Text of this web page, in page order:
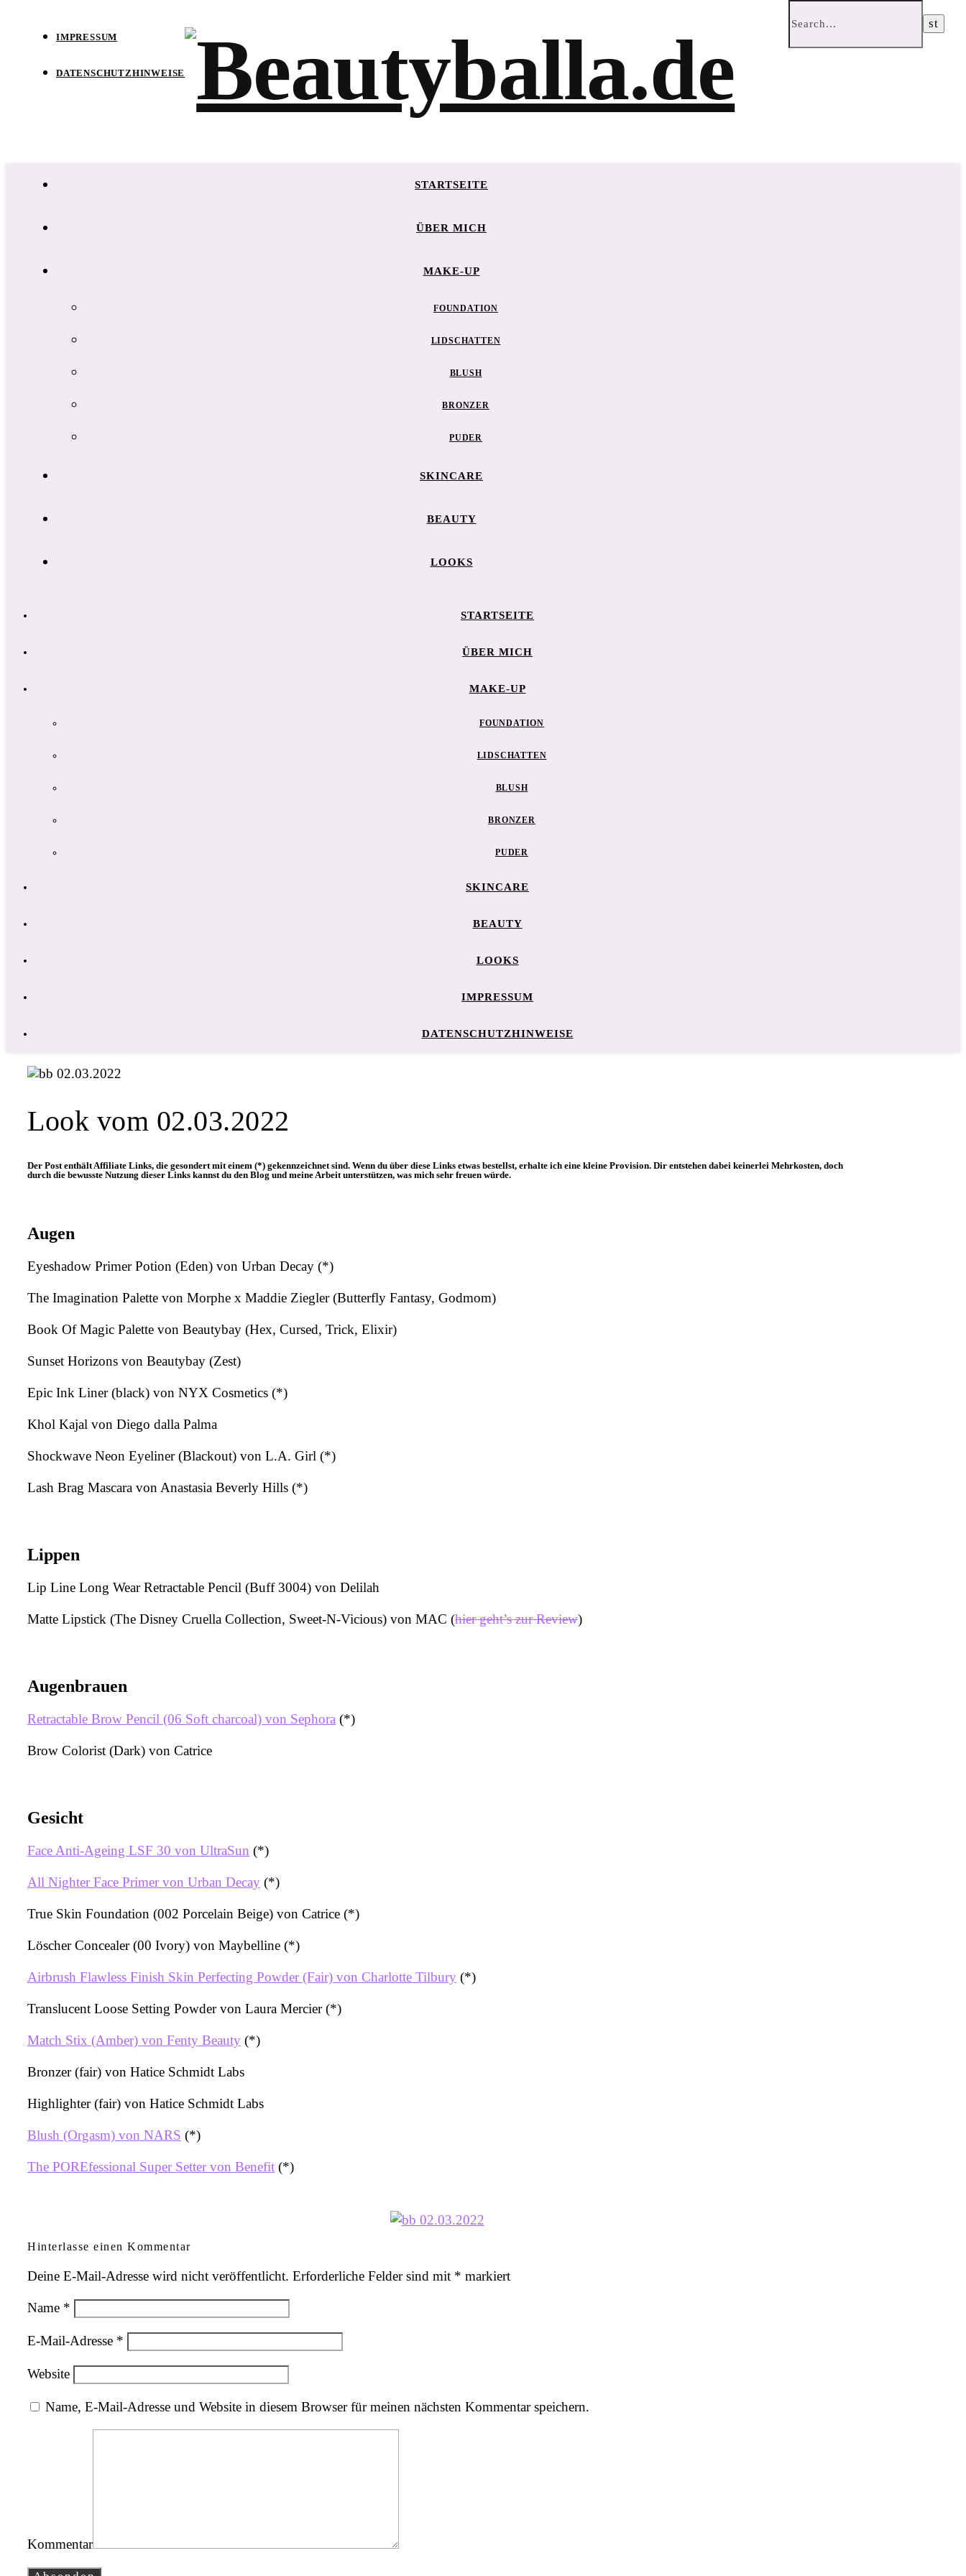
IMPRESSUM
DATENSCHUTZHINWEISE
STARTSEITE
ÜBER MICH
MAKE-UP
FOUNDATION
LIDSCHATTEN
BLUSH
BRONZER
PUDER
SKINCARE
BEAUTY
LOOKS
STARTSEITE
ÜBER MICH
MAKE-UP
FOUNDATION
LIDSCHATTEN
BLUSH
BRONZER
PUDER
SKINCARE
BEAUTY
LOOKS
IMPRESSUM
DATENSCHUTZHINWEISE
Look vom 02.03.2022
Der Post enthält Affiliate Links, die gesondert mit einem (*) gekennzeichnet sind. Wenn du über diese Links etwas bestellst, erhalte ich eine kleine Provision. Dir entstehen dabei keinerlei Mehrkosten, doch
durch die bewusste Nutzung dieser Links kannst du den Blog und meine Arbeit unterstützen, was mich sehr freuen würde.
Augen
Eyeshadow Primer Potion (Eden) von Urban Decay (*)
The Imagination Palette von Morphe x Maddie Ziegler (Butterfly Fantasy, Godmom)
Book Of Magic Palette von Beautybay (Hex, Cursed, Trick, Elixir)
Sunset Horizons von Beautybay (Zest)
Epic Ink Liner (black) von NYX Cosmetics (*)
Khol Kajal von Diego dalla Palma
Shockwave Neon Eyeliner (Blackout) von L.A. Girl (*)
Lash Brag Mascara von Anastasia Beverly Hills (*)
Lippen
Lip Line Long Wear Retractable Pencil (Buff 3004) von Delilah
Matte Lipstick (The Disney Cruella Collection, Sweet-N-Vicious) von MAC (hier geht’s zur Review)
Augenbrauen
Retractable Brow Pencil (06 Soft charcoal) von Sephora (*)
Brow Colorist (Dark) von Catrice
Gesicht
Face Anti-Ageing LSF 30 von UltraSun (*)
All Nighter Face Primer von Urban Decay (*)
True Skin Foundation (002 Porcelain Beige) von Catrice (*)
Löscher Concealer (00 Ivory) von Maybelline (*)
Airbrush Flawless Finish Skin Perfecting Powder (Fair) von Charlotte Tilbury (*)
Translucent Loose Setting Powder von Laura Mercier (*)
Match Stix (Amber) von Fenty Beauty (*)
Bronzer (fair) von Hatice Schmidt Labs
Highlighter (fair) von Hatice Schmidt Labs
Blush (Orgasm) von NARS (*)
The POREfessional Super Setter von Benefit (*)
Hinterlasse einen Kommentar
Deine E-Mail-Adresse wird nicht veröffentlicht. Erforderliche Felder sind mit * markiert
Name *
E-Mail-Adresse *
Website
Name, E-Mail-Adresse und Website in diesem Browser für meinen nächsten Kommentar speichern.
Kommentar